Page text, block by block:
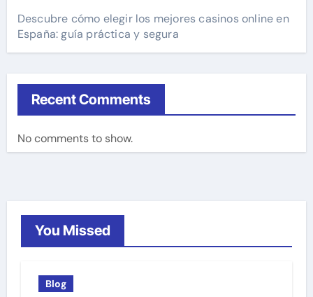
Descubre cómo elegir los mejores casinos online en
España: guía práctica y segura
Recent Comments
No comments to show.
You Missed
Blog